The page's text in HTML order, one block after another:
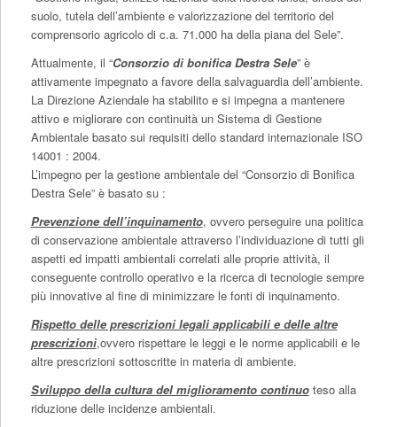
suolo, tutela dell’ambiente e valorizzazione del territorio del
comprensorio agricolo di c.a. 71.000 ha della piana del Sele”.
Attualmente, il “Consorzio di bonifica Destra Sele” è
attivamente impegnato a favore della salvaguardia dell’ambiente.
La Direzione Aziendale ha stabilito e si impegna a mantenere
attivo e migliorare con continuità un Sistema di Gestione
Ambientale basato sui requisiti dello standard internazionale ISO
14001 : 2004.
L’impegno per la gestione ambientale del “Consorzio di Bonifica
Destra Sele” è basato su :
Prevenzione dell’inquinamento, ovvero perseguire una politica
di conservazione ambientale attraverso l’individuazione di tutti gli
aspetti ed impatti ambientali correlati alle proprie attività, il
conseguente controllo operativo e la ricerca di tecnologie sempre
più innovative al fine di minimizzare le fonti di inquinamento.
Rispetto delle prescrizioni legali applicabili e delle altre
prescrizioni,ovvero rispettare le leggi e le norme applicabili e le
altre prescrizioni sottoscritte in materia di ambiente.
Sviluppo della cultura del miglioramento continuoteso alla
riduzione delle incidenze ambientali.